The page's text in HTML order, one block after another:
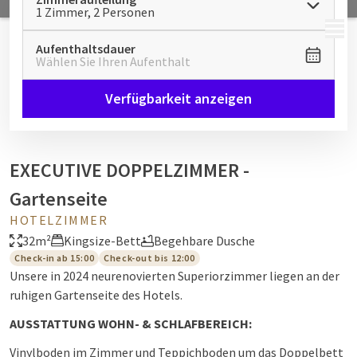
MENÜ
1 Zimmer, 2 Personen
Aufenthaltsdauer
Wählen Sie Ihren Aufenthalt
Verfügbarkeit anzeigen
EXECUTIVE DOPPELZIMMER -
Gartenseite
HOTELZIMMER
32m²
Kingsize-Bett Begehbare Dusche
Check-in ab 15:00 Check-out bis 12:00
Unsere in 2024 neurenovierten Superiorzimmer liegen an der
ruhigen Gartenseite des Hotels.
AUSSTATTUNG WOHN- & SCHLAFBEREICH:
Vinylboden im Zimmer und Teppichboden um das Doppelbett